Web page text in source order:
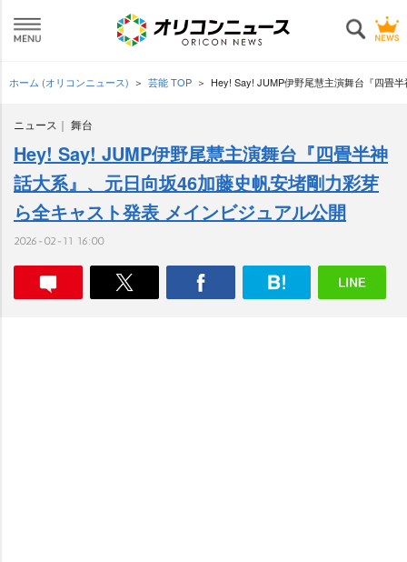
ホーム (オリコンニュース) 芸能 TOP Hey! Say! JUMP伊野尾慧主演舞台『四畳
ニュース 舞台
Hey! Say! JUMP伊野尾慧主演舞台『四畳半神
話大系』、元日向坂46加藤史帆安堵剛力彩芽
ら全キャスト発表 メインビジュアル公開
2026-02-11 16:00